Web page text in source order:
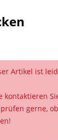
Artikel ist
kontaktieren
gerne,